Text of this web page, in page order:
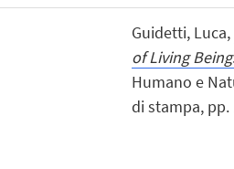
Guidetti, Luca,
of Living
Humano e
di stampa, pp.